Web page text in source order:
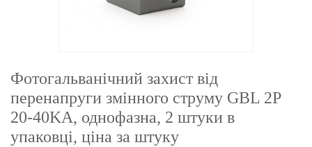
Фотогальванічний захист від
перенапруги змінного струму GBL 2P
20-40KA, однофазна, 2 штуки в
упаковці, ціна за штуку